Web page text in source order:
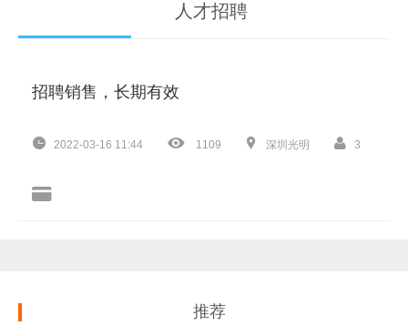
人才招聘
招聘销售，长期有效
2022-03-16 11:44 1109 深圳光明 3
推荐